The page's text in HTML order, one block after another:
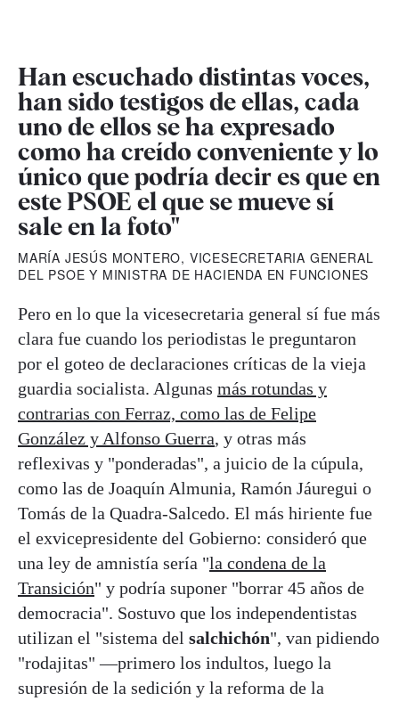
Han escuchado distintas voces,
han sido testigos de ellas, cada
uno de ellos se ha expresado
como ha creído conveniente y lo
único que podría decir es que en
este PSOE el que se mueve sí
sale en la foto"
MARÍA JESÚS MONTERO, VICESECRETARIA GENERAL
DEL PSOE Y MINISTRA DE HACIENDA EN FUNCIONES
Pero en lo que la vicesecretaria general sí fue más
clara fue cuando los periodistas le preguntaron
por el goteo de declaraciones críticas de la vieja
guardia socialista. Algunas más rotundas y
contrarias con Ferraz, como las de Felipe
González y Alfonso Guerra, y otras más
reflexivas y "ponderadas", a juicio de la cúpula,
como las de Joaquín Almunia, Ramón Jáuregui o
Tomás de la Quadra-Salcedo. El más hiriente fue
el exvicepresidente del Gobierno: consideró que
una ley de amnistía sería "la condena de la
Transición" y podría suponer "borrar 45 años de
democracia". Sostuvo que los independentistas
utilizan el "sistema del salchichón", van pidiendo
"rodajitas" —primero los indultos, luego la
supresión de la sedición y la reforma de la